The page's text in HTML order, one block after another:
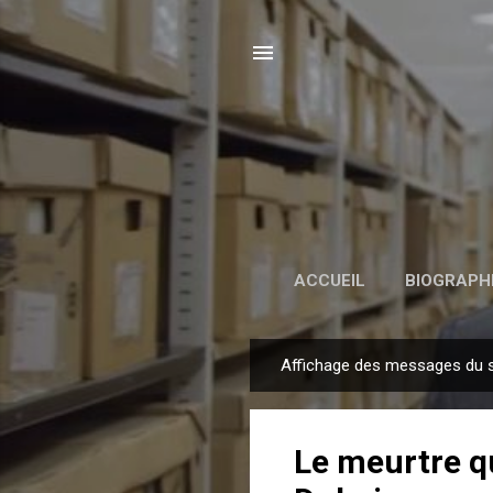
ACCUEIL
e
Affichage des messages du
Le meurtre